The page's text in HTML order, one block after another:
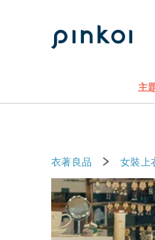
主
衣著良品 女裝上